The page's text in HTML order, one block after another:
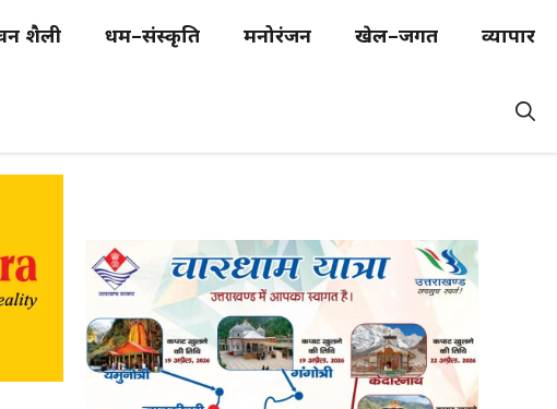
शैली धर्म–संस्कृति मनोरंजन खेल–जगत व्यापार